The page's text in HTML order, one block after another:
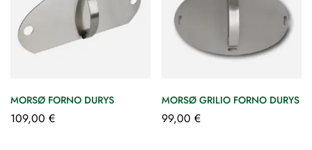
MORSØ FORNO DURYS
109,00 €
MORSØ GRILIO FORNO DURYS
99,00 €